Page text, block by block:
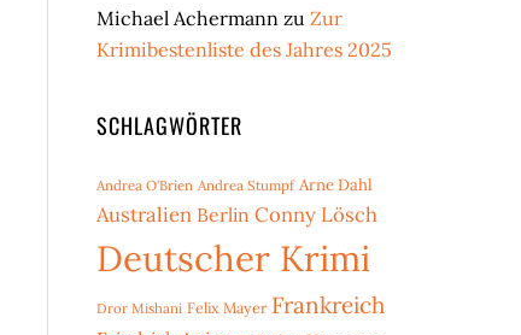
Michael Achermann zu Zur
Krimibestenliste des Jahres 2025
SCHLAGWÖRTER
Andrea O'Brien Andrea Stumpf Arne Dahl
Australien Berlin Conny Lösch
Deutscher Krimi
Dror Mishani Felix Mayer Frankreich